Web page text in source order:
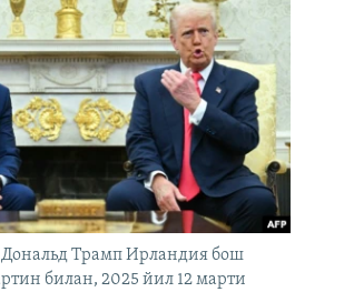
Трамп Ирландия бош
билан, 2025 йил 12 марти